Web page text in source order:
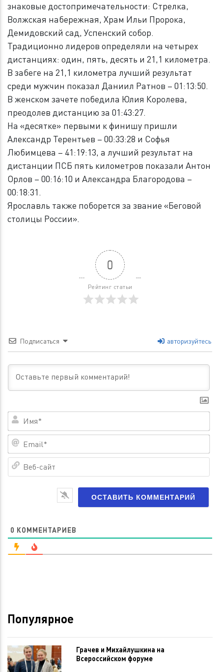
знаковые достопримечательности: Стрелка,
Волжская набережная, Храм Ильи Пророка,
Демидовский сад, Успенский собор.
Традиционно лидеров определяли на четырех
дистанциях: один, пять, десять и 21,1 километра.
В забеге на 21,1 километра лучший результат
среди мужчин показал Даниил Ратнов – 01:13:50.
В женском зачете победила Юлия Королева,
преодолев дистанцию за 01:43:27.
На «десятке» первыми к финишу пришли
Александр Терентьев – 00:33:28 и Софья
Любимцева – 41:19:13, а лучший результат на
дистанции ПСБ пять километров показали Антон
Орлов – 00:16:10 и Александра Благородова –
00:18:31.
Ярославль также поборется за звание «Беговой
столицы России».
0
Рейтинг статьи
Подписаться авторизуйтесь
0 КОММЕНТАРИЕВ
Популярное
Грачев и Михайлушкина на
Всероссийском форуме